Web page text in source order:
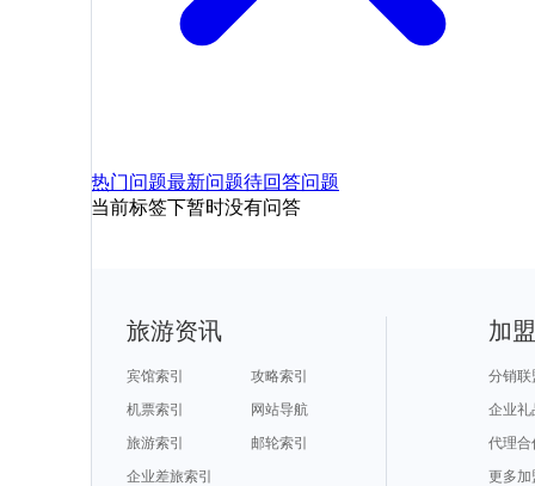
热门问题最新问题待回答问题
当前标签下暂时没有问答
旅游资讯
宾馆索引
攻略索引
机票索引
网站导航
旅游索引
邮轮索引
企业差旅索引
加
分销联
企业礼
代理合
更多加